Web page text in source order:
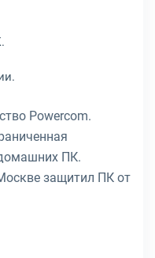
Powercom.
ПК.
защитил ПК от